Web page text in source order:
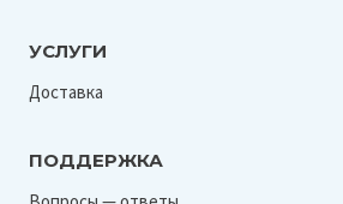
УСЛУГИ
Доставка
ПОДДЕРЖКА